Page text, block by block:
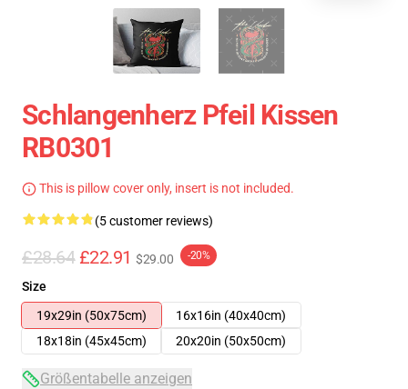
Schlangenherz Pfeil Kissen
RB0301
This is pillow cover only, insert is not included.
(5 customer reviews)
£28.64 £22.91 $29.00 -20%
Size
19x29in (50x75cm)
16x16in (40x40cm)
18x18in (45x45cm)
20x20in (50x50cm)
Größentabelle anzeigen